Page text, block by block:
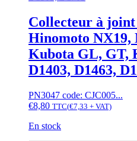
culasse
Hinomoto
CX16,
CX18,...,
NX18,
Kubota
A15,
A155,...,
B,
GB,
moteur
D905,
Collecteur à joint
Hinomoto
Kubota GL, GT,
D1403, D1463,
PN3047 code: CJC005...
€8,80 TTC(€7,33 + VAT)
En stock